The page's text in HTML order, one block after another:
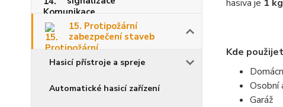
15. Protipožární
zabezpečení staveb
Hasicí přístroje a spreje
Automatické hasicí zařízení
hasiva je 1 kg
Kde
Osobní
Garáž